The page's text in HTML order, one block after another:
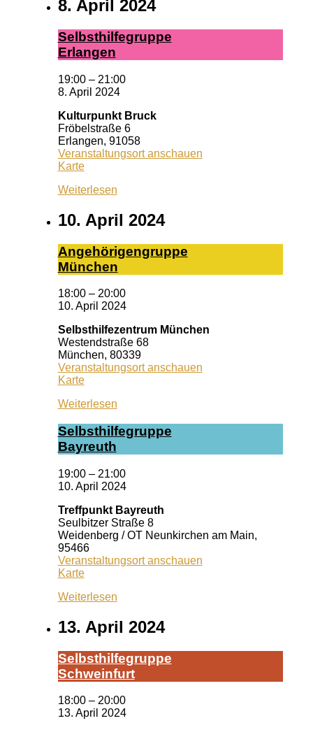
8. April 2024
Selbst­hil­fe­grup­pe
Er­lan­gen
19:00 – 21:00
8. April 2024
Kulturpunkt Bruck
Fröbelstraße 6
Erlangen, 91058
Veranstaltungsort anschauen
KarteKulturpunkt
Weiterlesen
10. April 2024
An­ge­hö­ri­gen­grup­pe
Mün­chen
18:00 – 20:00
10. April 2024
Selbsthilfezentrum München
Westendstraße 68
München, 80339
Veranstaltungsort anschauen
KarteSelbsthilfezentrum
Weiterlesen
Selbst­hil­fe­grup­pe
Bay­reuth
19:00 – 21:00
10. April 2024
Treffpunkt Bayreuth
Seulbitzer Straße 8
Weidenberg / OT Neunkirchen am Main,
95466
Veranstaltungsort anschauen
KarteTreffpunkt
Weiterlesen
13. April 2024
Selbst­hil­fe­grup­pe
Schwein­furt
18:00 – 20:00
13. April 2024